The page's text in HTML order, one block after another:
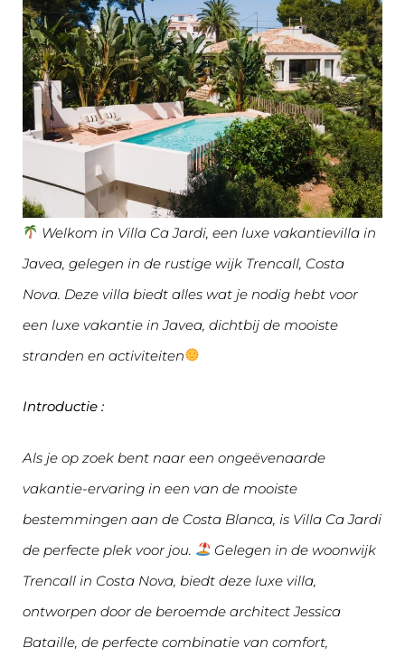
Welkom in Villa Ca Jardi, een luxe vakantievilla in
Javea, gelegen in de rustige wijk Trencall, Costa
Nova. Deze villa biedt alles wat je nodig hebt voor
een luxe vakantie in Javea, dichtbij de mooiste
stranden en activiteiten
Introductie :
Als je op zoek bent naar een ongeëvenaarde
vakantie-ervaring in een van de mooiste
bestemmingen aan de Costa Blanca, is Villa Ca Jardi
de perfecte plek voor jou.
Gelegen in de woonwijk
Trencall in Costa Nova, biedt deze luxe villa,
ontworpen door de beroemde architect Jessica
Bataille, de perfecte combinatie van comfort,